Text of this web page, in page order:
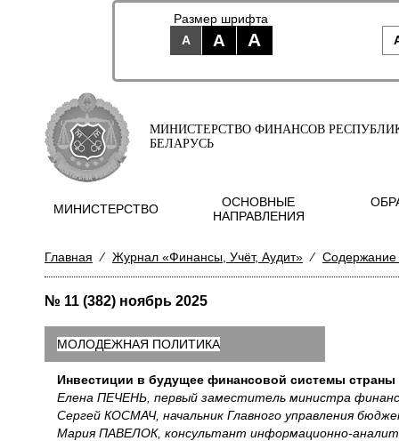
Размер шрифта
A
A A
МИНИСТЕРСТВО ФИНАНСОВ
БЕЛАРУСЬ
МИНИСТЕРСТВО
ОСНОВНЫЕ
НАПРАВЛЕНИЯ
Главная ⁄ Журнал «Финансы, Учёт, Аудит» ⁄
№ 11 (382) ноябрь 2025
МОЛОДЕЖНАЯ ПОЛИТИКА
Инвестиции в будущее финансовой системы страны
Елена ПЕЧЕНЬ, первый заместитель министра
Сергей КОСМАЧ, начальник Главного управления
Мария ПАВЕЛОК, консультант информационно-